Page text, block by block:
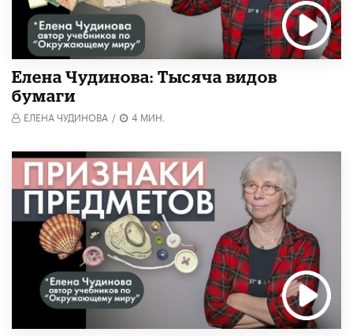
Елена Чудинова: Тысяча видов
бумаги
ЕЛЕНА ЧУДИНОВА / 4 МИН.